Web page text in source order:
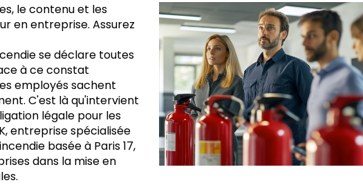
le contenu et les
en entreprise. Assurez
se déclare toutes
à ce constat
employés sachent
C'est là qu'intervient
légale pour les
entreprise spécialisée
basée à Paris 17,
dans la mise en